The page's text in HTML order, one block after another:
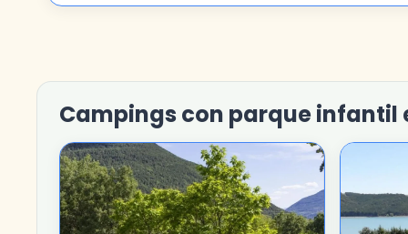
Campings con parque infantil